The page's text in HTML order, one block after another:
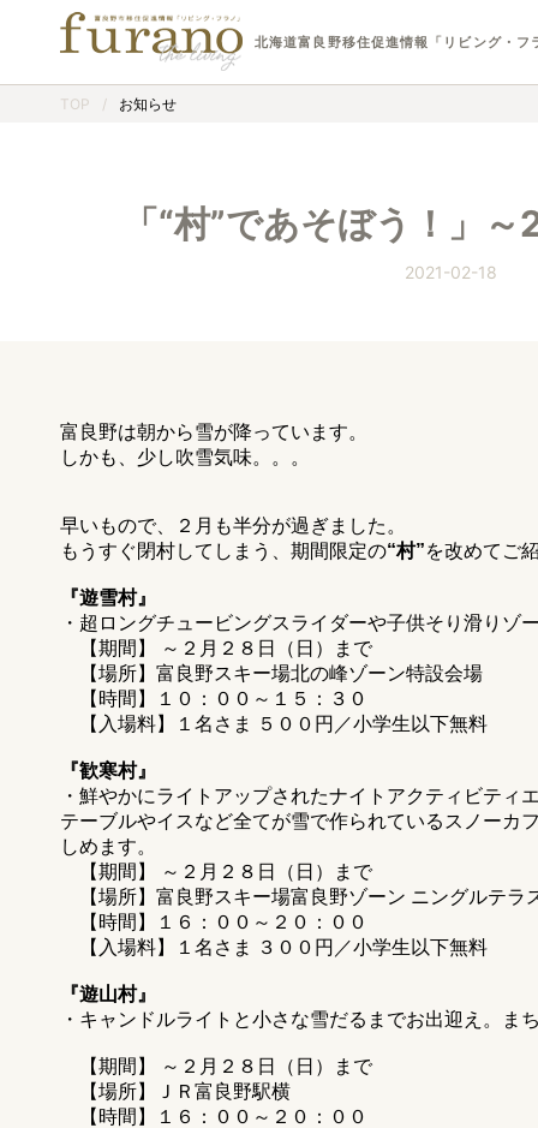
北海道富良野移住促進情報「リビング・フ
TOP / お知らせ
「“村”であそぼう！」
2021-02-18
富良野は朝から雪が降っています。
しかも、少し吹雪気味。。。
早いもので、２月も半分が過ぎました。
もうすぐ閉村してしまう、期間限定の“村”を改めてご
『遊雪村』
・超ロングチュービングスライダーや子供そり滑りゾ
【期間】 ～２月２８日（日）まで
【場所】富良野スキー場北の峰ゾーン特設会場
【時間】１０：００～１５：３０
【入場料】１名さま ５００円／小学生以下無料
『歓寒村』
・鮮やかにライトアップされたナイトアクティビティ
テーブルやイスなど全てが雪で作られているスノーカ
しめます。
【期間】 ～２月２８日（日）まで
【場所】富良野スキー場富良野ゾーン ニングルテ
【時間】１６：００～２０：００
【入場料】１名さま ３００円／小学生以下無料
『遊山村』
・キャンドルライトと小さな雪だるまでお出迎え。ま
【期間】 ～２月２８日（日）まで
【場所】ＪＲ富良野駅横
【時間】１６：００～２０：００